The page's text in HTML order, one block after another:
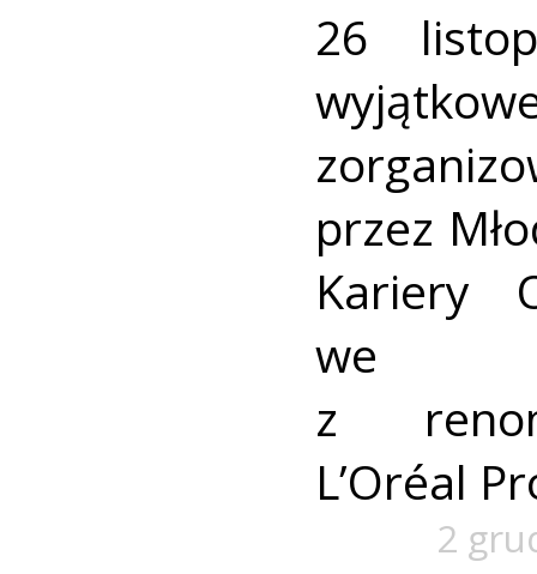
26
przez
Kariery
we
z
L’Oréal
2